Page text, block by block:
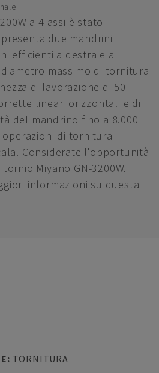
a 4 assi è stato
due mandrini
efficienti a destra e a
massimo di tornitura
di lavorazione di 50
lineari orizzontali e di
del mandrino fino a 8.000
di tornitura
Considerate l'opportunità
Miyano GN-3200W.
informazioni su questa
: TORNITURA